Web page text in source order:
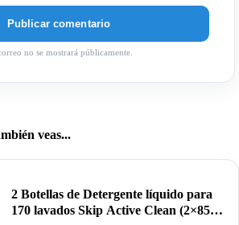
no se mostrará públicamente.
veas...
2 Botellas de Detergente líquido para
170 lavados Skip Active Clean (2×85